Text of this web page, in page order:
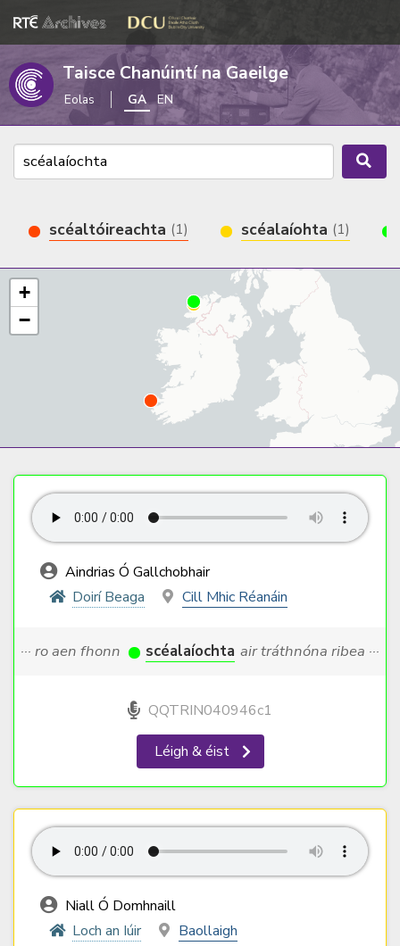
Taisce Chanúintí na Gaeilge
Eolas GA EN
scéaltóireachta (1) scéalaíohta (1)
+
−
Aindrias Ó Gallchobhair
Doirí Beaga
Cill Mhic Réanáin
··· ro aen fhonn scéalaíochta air tráthnóna ribea ···
QQTRIN040946c1
Léigh & éist
Niall Ó Domhnaill
Loch an Iúir
Baollaigh